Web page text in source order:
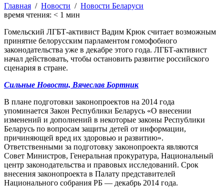
Главная / Новости / Новости Беларуси
время чтения: < 1 мин
Гомельский ЛГБТ-активист Вадим Крюк считает возможным
принятие белорусским парламентом гомофобного
законодательства уже в декабре этого года. ЛГБТ-активист
начал действовать, чтобы остановить развитие российского
сценария в стране.
Сильные Новости, Вячеслав Бортник
В плане подготовки законопроектов на 2014 года
упоминается Закон Республики Беларусь «О внесении
изменений и дополнений в некоторые законы Республики
Беларусь по вопросам защиты детей от информации,
причиняющей вред их здоровью и развитию».
Ответственными за подготовку законопроекта являются
Совет Министров, Генеральная прокуратура, Национальный
центр законодательства и правовых исследований. Срок
внесения законопроекта в Палату представителей
Национального собрания РБ — декабрь 2014 года.